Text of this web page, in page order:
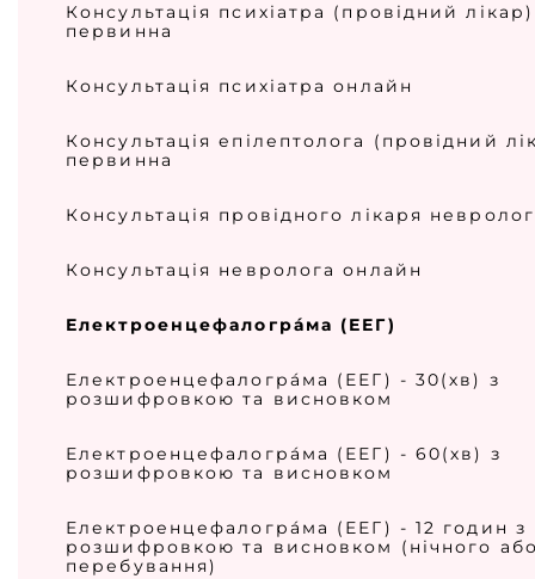
Консультація психіатра (провідний лікар)
первинна
Консультація психіатра онлайн
Консультація епілептолога (провідний
первинна
Консультація провідного лікаря
Консультація невролога онлайн
Електроенцефалогра́ма (ЕЕГ)
Електроенцефалогра́ма (ЕЕГ) - 30(хв) з
розшифровкою та висновком
Електроенцефалогра́ма (ЕЕГ) - 60(хв) з
розшифровкою та висновком
Електроенцефалогра́ма (ЕЕГ) - 12 годин з
розшифровкою та висновком (нічного
перебування)